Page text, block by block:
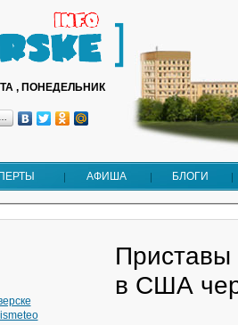
, ПОНЕДЕЛЬНИК
АФИША БЛОГИ
в США